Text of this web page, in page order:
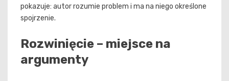
pokazuje: autor rozumie problem i ma na niego określone
spojrzenie.
Rozwinięcie – miejsce na
argumenty